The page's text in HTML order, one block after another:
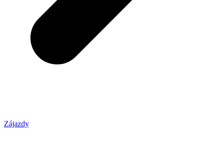
Zájazdy